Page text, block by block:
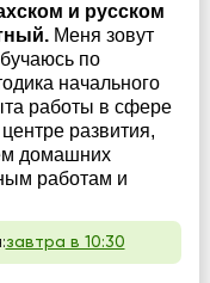
и русском
Меня зовут
по
начального
работы в сфере
развития,
домашних
работам и
завтра в 10:30